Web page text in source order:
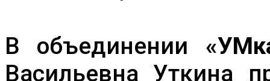
В объединении
Васильевна Уткина